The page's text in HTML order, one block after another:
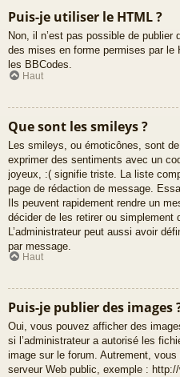
Puis-je utiliser le HTML ?
Non, il n’est pas possible de
des mises en forme permises par le
les BBCodes.
Haut
Que sont les smileys ?
Les smileys, ou émoticônes, sont
exprimer des sentiments avec un
joyeux, :( signifie triste. La liste
page de rédaction de message.
Ils peuvent rapidement rendre un
décider de les retirer ou simplement
L’administrateur peut aussi avoir
par message.
Haut
Puis-je publier des images
Oui, vous pouvez afficher des
si l’administrateur a autorisé les
image sur le forum. Autrement,
serveur Web public, exemple :